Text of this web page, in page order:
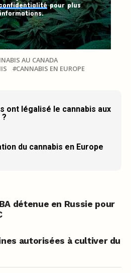
pour plus
AU CANADA
CANNABIS EN EUROPE
ont légalisé le cannabis aux
?
du cannabis en Europe
détenue en Russie pour
autorisées à cultiver du